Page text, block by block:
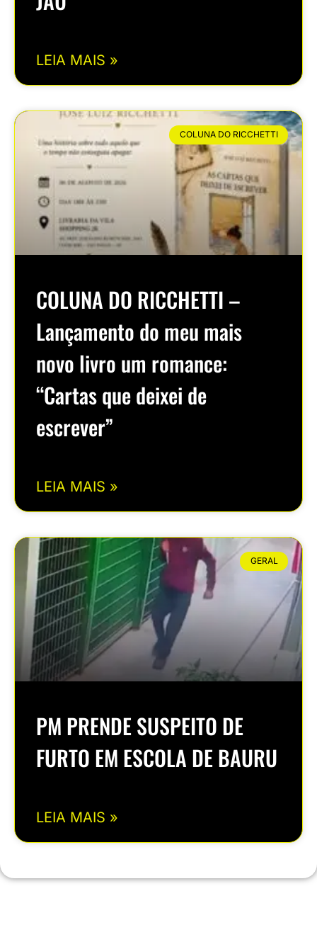
LEIA MAIS »
COLUNA DO RICCHETTI
COLUNA DO RICCHETTI –
Lançamento do meu mais
novo livro um romance:
“Cartas que deixei de
escrever”
LEIA MAIS »
GERAL
PM PRENDE SUSPEITO DE
FURTO EM ESCOLA DE BAURU
LEIA MAIS »